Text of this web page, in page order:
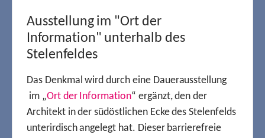
Ausstellung im "Ort der
Information" unterhalb des
Stelenfeldes
Das Denkmal wird durch eine Dauerausstellung
im „Ort der Information“ ergänzt, den der
Architekt in der südöstlichen Ecke des Stelenfelds
unterirdisch angelegt hat. Dieser barrierefreie